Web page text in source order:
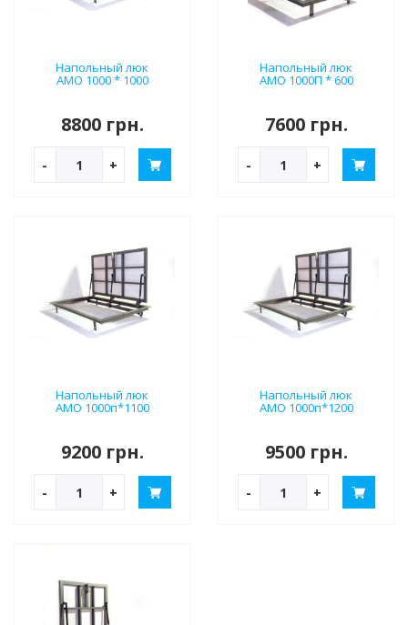
Напольный люк
АМО 1000 * 1000
8800 грн.
- +
Напольный люк
АМО 1000П * 600
7600 грн.
- +
Напольный люк
АМО 1000п*1100
9200 грн.
- +
Напольный люк
АМО 1000п*1200
9500 грн.
- +